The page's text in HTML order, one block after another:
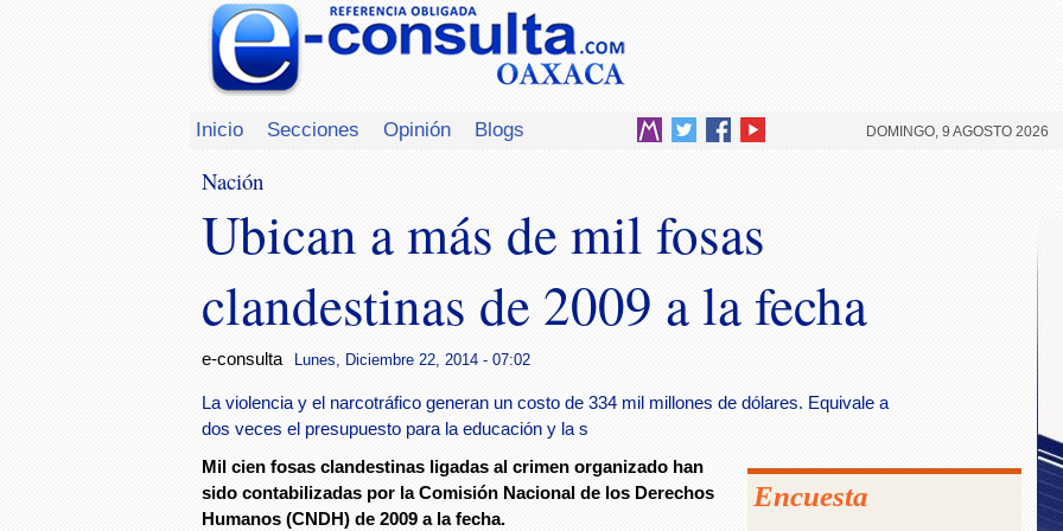
Inicio Secciones Opinión Blogs DOMINGO, 9 AGOSTO 2026
Nación
Ubican a más de mil fosas
clandestinas de 2009 a la fecha
e-consulta Lunes, Diciembre 22, 2014 - 07:02
La violencia y el narcotráfico generan un costo de 334 mil millones de dólares. Equivale a
dos veces el presupuesto para la educación y la s
Mil cien fosas clandestinas ligadas al crimen organizado han
sido contabilizadas por la Comisión Nacional de los Derechos
Humanos (CNDH) de 2009 a la fecha.
Encuesta